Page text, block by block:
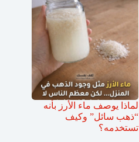
لماذا يوصف ماء الأرز بأنه
“ذهب سائل” وكيف
تستخدمه؟